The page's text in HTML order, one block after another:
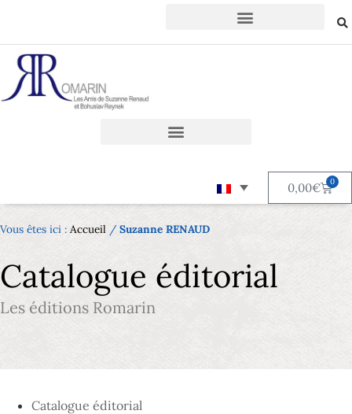
0,00€ 0
Vous êtes ici : Accueil / Suzanne RENAUD
Catalogue éditorial
Les éditions Romarin
Catalogue éditorial